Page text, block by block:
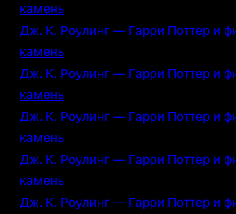
камень
Дж. К. Роулинг — Гарри Поттер и
камень
Дж. К. Роулинг — Гарри Поттер и
камень
Дж. К. Роулинг — Гарри Поттер и
камень
Дж. К. Роулинг — Гарри Поттер и
камень
Дж. К. Роулинг — Гарри Поттер и